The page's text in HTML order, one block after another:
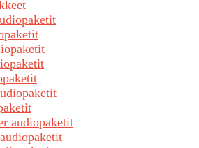
audiopaketit